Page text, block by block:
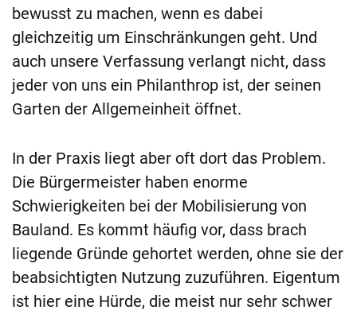
bewusst zu machen, wenn es dabei
gleichzeitig um Einschränkungen geht. Und
auch unsere Verfassung verlangt nicht, dass
jeder von uns ein Philanthrop ist, der seinen
Garten der Allgemeinheit öffnet.
In der Praxis liegt aber oft dort das Problem.
Die Bürgermeister haben enorme
Schwierigkeiten bei der Mobilisierung von
Bauland. Es kommt häufig vor, dass brach
liegende Gründe gehortet werden, ohne sie der
beabsichtigten Nutzung zuzuführen. Eigentum
ist hier eine Hürde, die meist nur sehr schwer